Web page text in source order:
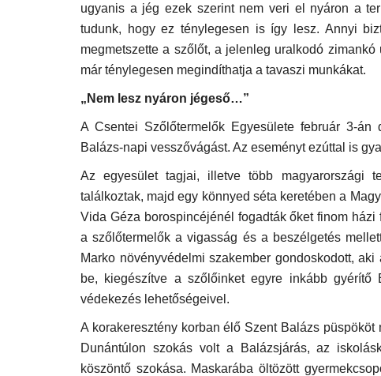
ugyanis a jég ezek szerint nem veri el nyáron a
tudunk, hogy ez ténylegesen is így lesz. Annyi
megmetszette a szőlőt, a jelenleg uralkodó
már ténylegesen megindíthatja a tavaszi munkákat.
„Nem lesz nyáron jégeső…”
A Csentei Szőlőtermelők Egyesülete február 3-án
Balázs-napi vesszővágást. Az eseményt ezúttal is
Az egyesület tagjai, illetve több magyarországi
találkoztak, majd egy könnyed séta keretében a
Vida Géza borospincéjénél fogadták őket finom
a szőlőtermelők a vigasság és a beszélgetés
Marko növényvédelmi szakember gondoskodott,
be, kiegészítve a szőlőinket egyre inkább gyérítő
védekezés lehetőségeivel.
A korakeresztény korban élő Szent Balázs
Dunántúlon szokás volt a Balázsjárás, az
köszöntő szokása. Maskarába öltözött
Az új magyar gyermek- és
szülővédelmi törvény